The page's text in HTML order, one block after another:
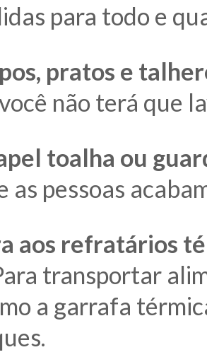
para todo e
pratos e
não terá que
toalha ou
as pessoas
aos refratários
transportar
a garrafa